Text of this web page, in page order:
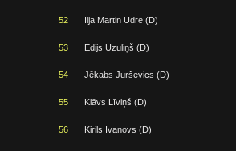
52 Ilja Martin Udre (D)
53 Edijs Ūzuliņš (D)
54 Jēkabs Jurševics (D)
55 Klāvs Līviņš (D)
56 Kirils Ivanovs (D)